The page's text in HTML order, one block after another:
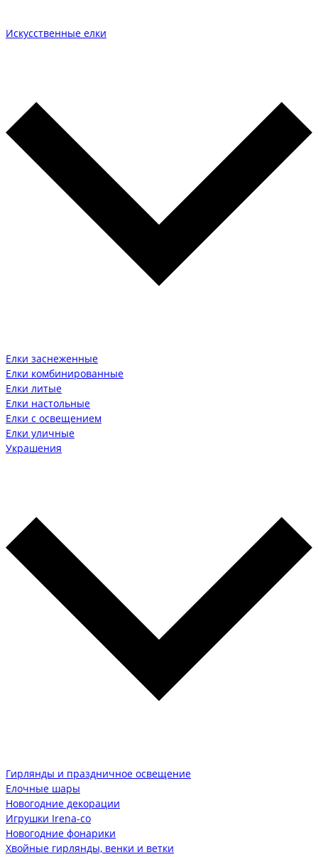
Искусственные елки
Елки заснеженные
Елки комбинированные
Елки литые
Елки настольные
Елки с освещением
Елки уличные
Украшения
Гирлянды и праздничное освещение
Елочные шары
Новогодние декорации
Игрушки Irena-co
Новогодние фонарики
Хвойные гирлянды, венки и ветки